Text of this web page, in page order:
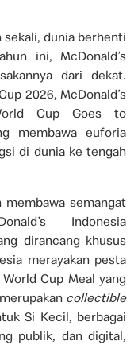
sekali, dunia berhenti
ini, McDonald’s
dari dekat.
2026, McDonald’s
Cup Goes to
membawa euforia
di dunia ke tengah
membawa semangat
Indonesia
dirancang khusus
merayakan pesta
Cup Meal yang
collectible
Si Kecil, berbagai
publik, dan digital,